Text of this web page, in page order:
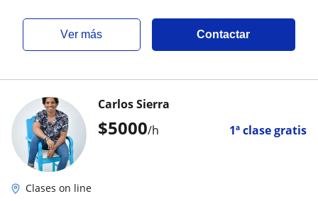
ver más Contactar
$5000/h 1ª clase gratis
Carlos Sierra
Clases on line